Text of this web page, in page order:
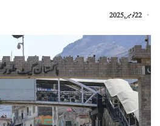
22 نومبر, 2025